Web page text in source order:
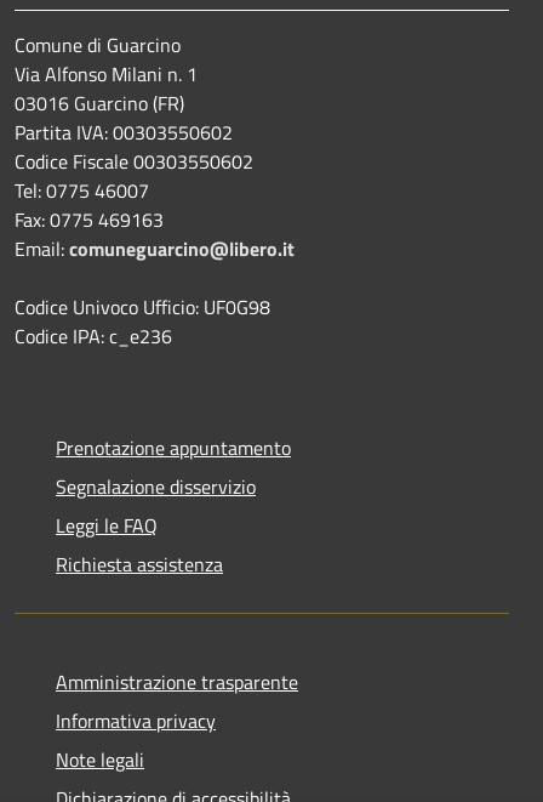
Comune di Guarcino
Via Alfonso Milani n. 1
03016 Guarcino (FR)
Partita IVA: 00303550602
Codice Fiscale 00303550602
Tel: 0775 46007
Fax: 0775 469163
Email:comuneguarcino@libero.it
Codice Univoco Ufficio: UF0G98
Codice IPA: c_e236
Prenotazione appuntamento
Segnalazione disservizio
Leggi le FAQ
Richiesta assistenza
Amministrazione trasparente
Informativa privacy
Note legali